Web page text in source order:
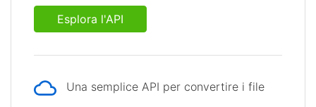
Esplora l'API
Una semplice API per convertire i file